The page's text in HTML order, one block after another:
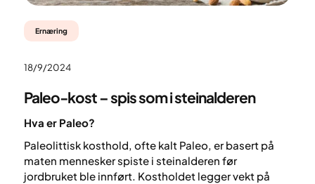
Ernæring
18/9/2024
Paleo-kost – spis som i steinalderen
Hva er Paleo?
Paleolittisk kosthold, ofte kalt Paleo, er basert på
maten mennesker spiste i steinalderen før
jordbruket ble innført. Kostholdet legger vekt på